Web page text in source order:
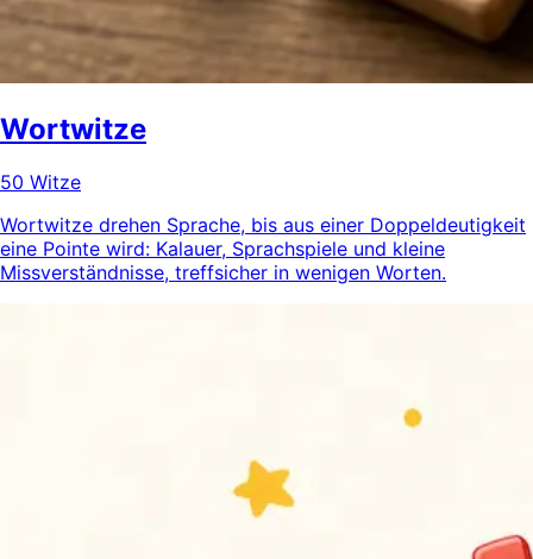
Wortwitze
50 Witze
Wortwitze drehen Sprache, bis aus einer Doppeldeutigkeit
eine Pointe wird: Kalauer, Sprachspiele und kleine
Missverständnisse, treffsicher in wenigen Worten.